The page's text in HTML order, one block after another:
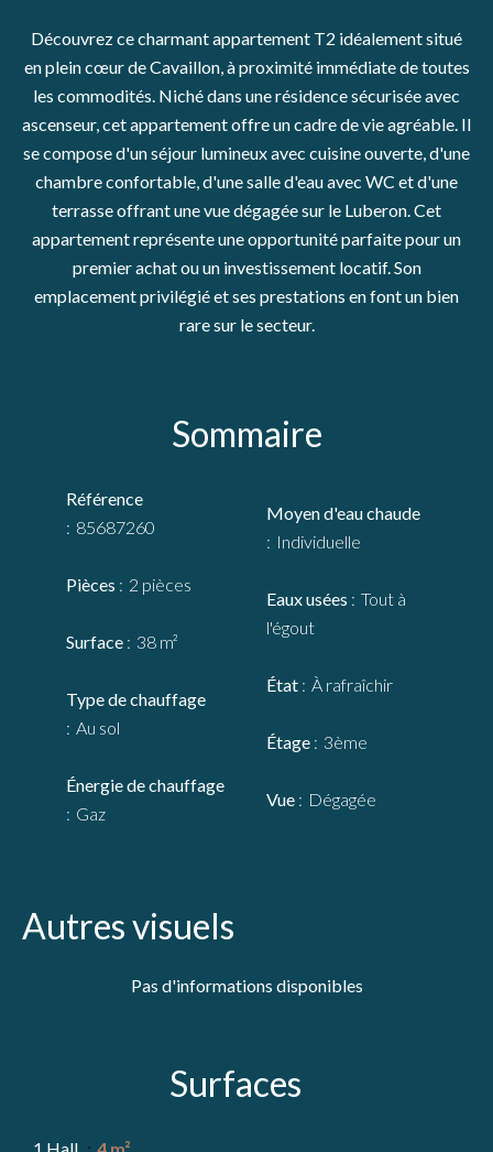
Découvrez ce charmant appartement T2 idéalement situé
en plein cœur de Cavaillon, à proximité immédiate de toutes
les commodités. Niché dans une résidence sécurisée avec
ascenseur, cet appartement offre un cadre de vie agréable. Il
se compose d'un séjour lumineux avec cuisine ouverte, d'une
chambre confortable, d'une salle d'eau avec WC et d'une
terrasse offrant une vue dégagée sur le Luberon. Cet
appartement représente une opportunité parfaite pour un
premier achat ou un investissement locatif. Son
emplacement privilégié et ses prestations en font un bien
rare sur le secteur.
Sommaire
Référence
85687260
Pièces 2 pièces
Surface 38 m²
Type de chauffage
Au sol
Énergie de chauffage
Gaz
Moyen d'eau chaude
Individuelle
Eaux usées
Tout à
l'égout
État À rafraîchir
Étage 3ème
Vue Dégagée
Autres visuels
Pas d'informations disponibles
Surfaces